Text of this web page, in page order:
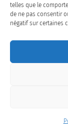
telles que le
de ne pas consentir
négatif sur certaines
légales